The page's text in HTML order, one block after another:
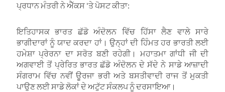
ਪ੍ਰਧਾਨ ਮੰਤਰੀ ਨੇ ਐੱਕਸ 'ਤੇ ਪੋਸਟ ਕੀਤਾ:
ਇਤਿਹਾਸਕ ਭਾਰਤ ਛੱਡੋ ਅੰਦੋਲਨ ਵਿੱਚ ਹਿੱਸਾ ਲੈਣ ਵਾਲੇ ਸਾਰੇ
ਭਾਗੀਦਾਰਾਂ ਨੂੰ ਯਾਦ ਕਰਦਾ ਹਾਂ। ਉਨ੍ਹਾਂ ਦੀ ਹਿੰਮਤ ਹਰ ਭਾਰਤੀ ਲਈ
ਹਮੇਸ਼ਾ ਪ੍ਰੇਰਨਾ ਦਾ ਸਰੋਤ ਬਣੀ ਰਹੇਗੀ। ਮਹਾਤਮਾ ਗਾਂਧੀ ਜੀ ਦੀ
ਅਗਵਾਈ ਤੋਂ ਪ੍ਰੇਰਿਤ ਭਾਰਤ ਛੱਡੋ ਅੰਦੋਲਨ ਦੇ ਸੱਦੇ ਨੇ ਸਾਡੇ ਆਜ਼ਾਦੀ
ਸੰਗਰਾਮ ਵਿੱਚ ਨਵੀਂ ਊਰਜਾ ਭਰੀ ਅਤੇ ਬਸਤੀਵਾਦੀ ਰਾਜ ਤੋਂ ਮੁਕਤੀ
ਪਾਉਣ ਲਈ ਸਾਡੇ ਲੋਕਾਂ ਦੇ ਅਟੁੱਟ ਸੰਕਲਪ ਨੂੰ ਦਰਸਾਇਆ।